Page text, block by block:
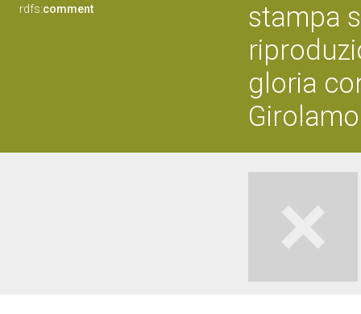
rdfs:comment
stampa
gloria
Girolamo